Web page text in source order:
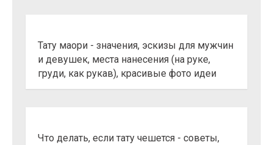
Тату маори - значения, эскизы для мужчин
и девушек, места нанесения (на руке,
груди, как рукав), красивые фото идеи
Что делать, если тату чешется - советы,